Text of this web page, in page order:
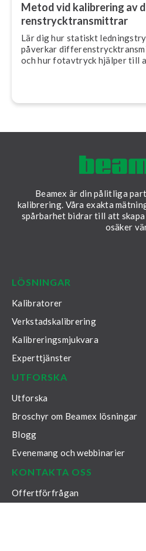
Metod vid kalibrering av
rens­tryck­trans­mitt­rar
Lär dig hur statiskt
påverkar
och hur fotavtryck hjälper till
Beamex är din pålitliga
kalibrering. Våra exakta
spårbarhet bidrar till att
osäker
LÖSNINGAR
Kalibratorer
Verkstadskalibrering
Kalibreringsmjukvara
Experttjänster
UTFORSKA
Utforska
Broschyr om Beamex lösningar
Blogg
Evenemang och webbinarier
KONTAKTA OSS
Offertförfrågan